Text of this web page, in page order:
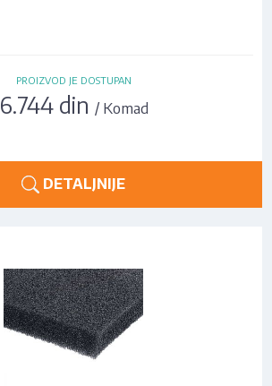
PROIZVOD JE DOSTUPAN
6.744 din / Komad
DETALJNIJE